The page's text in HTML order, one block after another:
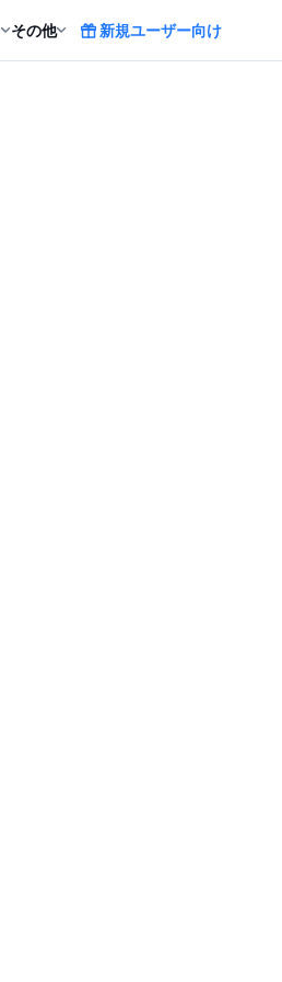
その他 新規ユーザー向け